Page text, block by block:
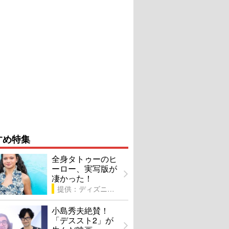
特集
全身タトゥーのヒ
ーロー、実写版が
凄かった！
提供：ディズニー
小島秀夫絶賛！
「デススト2」が